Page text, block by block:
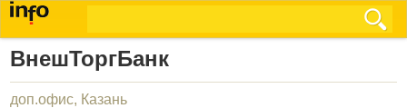
ВнешТоргБанк
доп.офис, Казань